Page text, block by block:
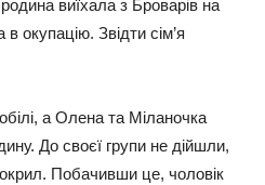
виїхала з Броварів на
окупацію. Звідти сім’я
а Олена та Міланочка
До своєї групи не дійшли,
Побачивши це, чоловік